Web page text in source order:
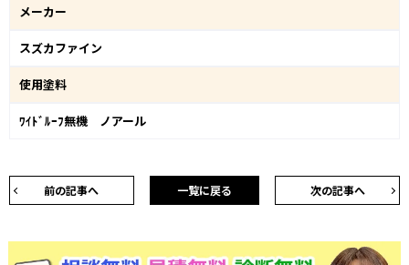
メーカー
スズカファイン
使用塗料
ﾜｲﾄﾞﾙｰﾌ無機 ノアール
前の記事へ 次の記事へ
一覧に戻る